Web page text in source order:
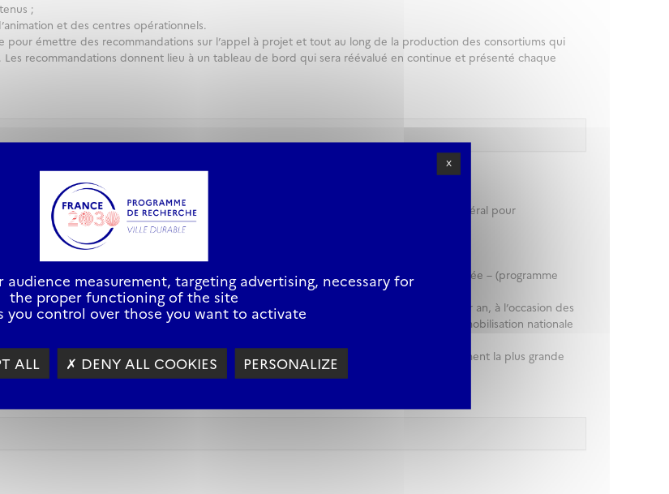
;
et des centres opérationnels.
pour émettre des recommandations sur l’appel à projet et tout au long de la production des consortiums qui
recommandations donnent lieu à un tableau de bord qui sera réévalué en continue et présenté chaque
de la communauté scientifique nationale ainsi qu’un représentant du Secrétariat Général pour
Recherche (ANR). Le CSI assure les missions suivantes :
réorientations de l’activité ;
– ANR) pour la validation des appels à projets - pré-proposition et proposition détaillée – (programme
en œuvre du programme et de son animation scientifique. Le CSI est réuni une fois par an, à l’occasion des
les universités et centres de recherche les plus pertinents a priori afin de favoriser la mobilisation nationale
Ces deux comités doivent veiller à assurer les meilleures conditions, notamment la plus grande
X
audience measurement, targeting advertising, necessary for
the proper functioning of the site
you control over those you want to activate
ALL ✗ DENY ALL COOKIES PERSONALIZE